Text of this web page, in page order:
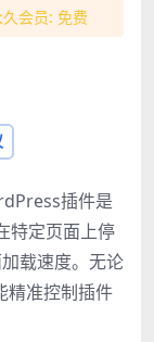
会员: 免费
插件是
特定页面上停
载速度。无论
精准控制插件